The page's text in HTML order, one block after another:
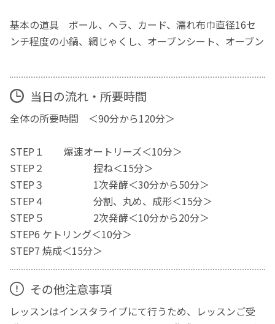
基本の道具 ボール、ヘラ、カード、濡れ布巾直径16セ
ンチ程度の小鍋、網じゃくし、オーブンシート、オーブン
当日の流れ・所要時間
全体の所要時間 ＜90分から120分＞
STEP１ 爆速オートリーズ＜10分＞
STEP２ 捏ね＜15分＞
STEP３ 1次発酵＜30分から50分＞
STEP４ 分割、丸め、成形＜15分＞
STEP５ 2次発酵＜10分から20分＞
STEP6 ケトリング＜10分＞
STEP7 焼成＜15分＞
その他注意事項
レッスンはインスタライブにて行うため、レッスンご受